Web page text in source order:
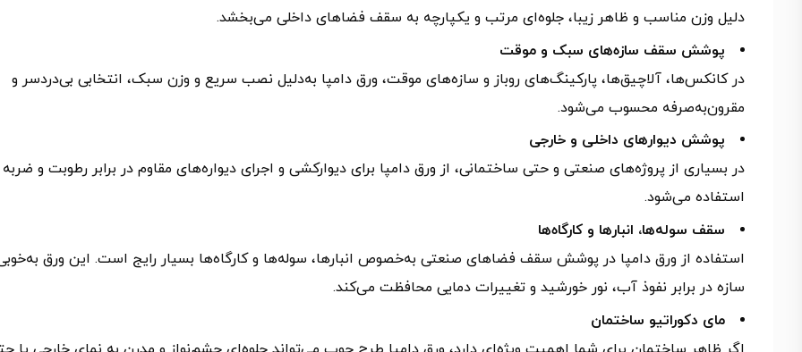
دلیل وزن مناسب و ظاهر زیبا، جلوه‌ای مرتب و یکپارچه به سقف فضاهای داخلی می‌بخشد.
پوشش سقف سازه‌های سبک و موقت
در کانکس‌ها، آلاچیق‌ها، پارکینگ‌های روباز و سازه‌های موقت، ورق دامپا به‌دلیل نصب سریع و وزن سبک، انتخابی بی‌دردسر و
مقرون‌به‌صرفه محسوب می‌شود.
پوشش دیوارهای داخلی و خارجی
در بسیاری از پروژه‌های صنعتی و حتی ساختمانی، از ورق دامپا برای دیوارکشی و اجرای دیواره‌های مقاوم در برابر رطوبت و ضربه
استفاده می‌شود.
سقف سوله‌ها، انبارها و کارگاه‌ها
استفاده از ورق دامپا در پوشش سقف فضاهای صنعتی به‌خصوص انبارها، سوله‌ها و کارگاه‌ها بسیار رایج است. این ورق
سازه در برابر نفوذ آب، نور خورشید و تغییرات دمایی محافظت می‌کند.
مای دکوراتیو ساختمان